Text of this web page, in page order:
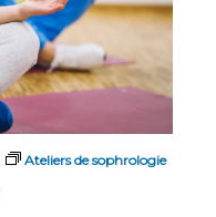
Ateliers de sophrologie